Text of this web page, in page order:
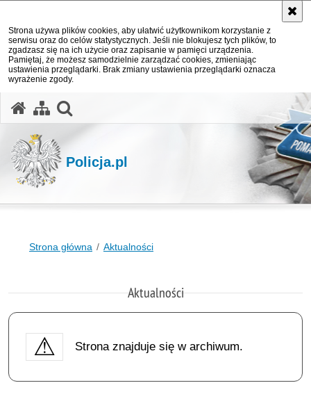
Strona używa plików cookies, aby ułatwić użytkownikom korzystanie z
serwisu oraz do celów statystycznych. Jeśli nie blokujesz tych plików, to
zgadzasz się na ich użycie oraz zapisanie w pamięci urządzenia.
Pamiętaj, że możesz samodzielnie zarządzać cookies, zmieniając
ustawienia przeglądarki. Brak zmiany ustawienia przeglądarki oznacza
wyrażenie zgody.
Policja.pl
Strona główna Aktualności
Aktualności
Strona znajduje się w archiwum.